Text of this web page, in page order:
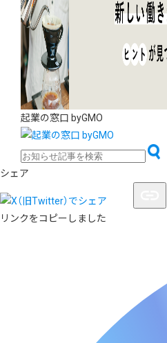
起業の窓口 byGMO
シェア
リンクをコピーしました